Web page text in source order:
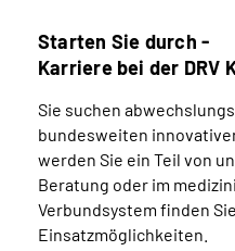
Starten Sie durch -
Karriere bei der DRV
Sie suchen
bundesweiten
werden Sie ein Teil von
Beratung oder im
Verbundsystem finden
Einsatzmöglichkeiten.